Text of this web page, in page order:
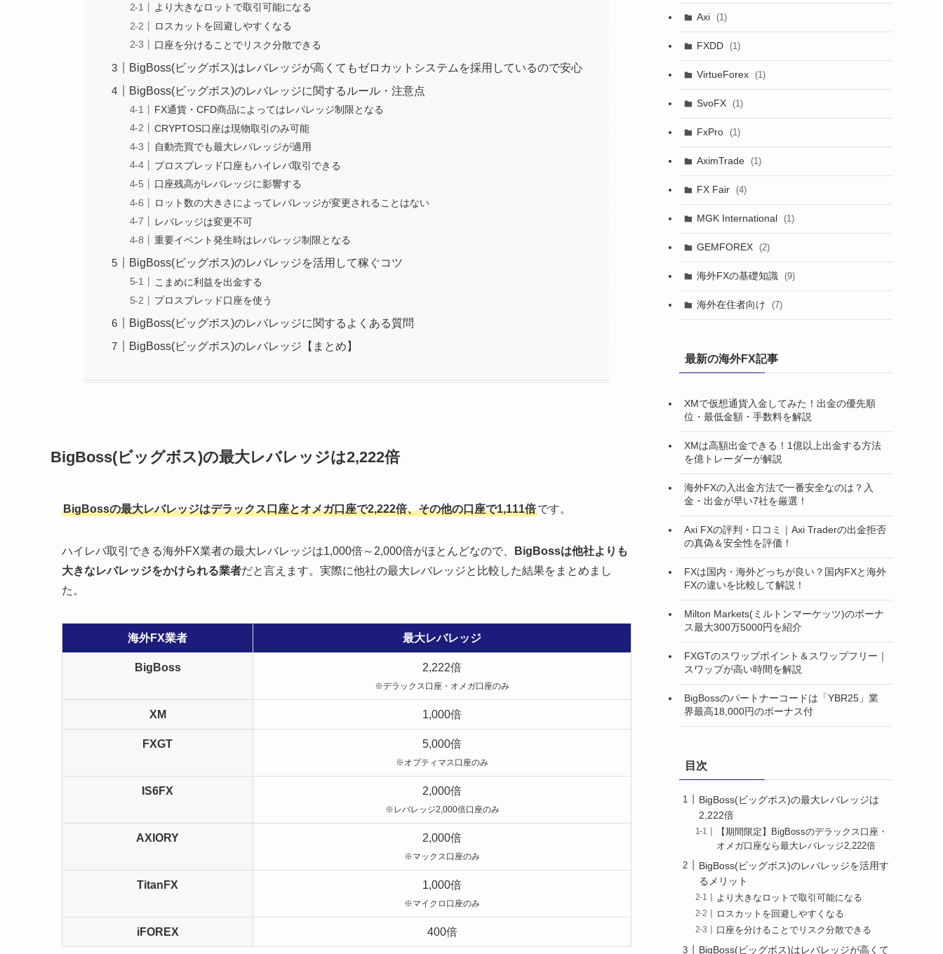
より大きなロットで取引可能になる
ロスカットを回避しやすくなる
口座を分けることでリスク分散できる
BigBoss(ビッグボス)はレバレッジが高くてもゼロカットシステムを採用しているので安心
BigBoss(ビッグボス)のレバレッジに関するルール・注意点
FX通貨・CFD商品によってはレバレッジ制限となる
CRYPTOS口座は現物取引のみ可能
自動売買でも最大レバレッジが適用
プロスプレッド口座もハイレバ取引できる
口座残高がレバレッジに影響する
ロット数の大きさによってレバレッジが変更されることはない
レバレッジは変更不可
重要イベント発生時はレバレッジ制限となる
BigBoss(ビッグボス)のレバレッジを活用して稼ぐコツ
こまめに利益を出金する
プロスプレッド口座を使う
BigBoss(ビッグボス)のレバレッジに関するよくある質問
BigBoss(ビッグボス)のレバレッジ【まとめ】
BigBoss(ビッグボス)の最大レバレッジは2,222倍
BigBossの最大レバレッジはデラックス口座とオメガ口座で2,222倍、その他の口座で1,111倍です。
ハイレバ取引できる海外FX業者の最大レバレッジは1,000倍～2,000倍がほとんどなので、
BigBossは他社よりも
大きなレバレッジをかけられる業者だと言えます。実際に他社の最大レバレッジと比較した結果をまとめまし
た。
海外FX業者 最大レバレッジ
BigBoss 2,222倍
※デラックス口座・オメガ口座のみ
XM 1,000倍
FXGT 5,000倍
※オプティマス口座のみ
IS6FX 2,000倍
※レバレッジ2,000倍口座のみ
AXIORY 2,000倍
※マックス口座のみ
TitanFX 1,000倍
※マイクロ口座のみ
iFOREX 400倍
Axi (1)
FXDD (1)
VirtueForex (1)
SvoFX (1)
FxPro (1)
AximTrade (1)
FX Fair (4)
MGK International (1)
GEMFOREX (2)
海外FXの基礎知識 (9)
海外在住者向け (7)
最新の海外FX記事
XMで仮想通貨入金してみた！出金の優先順
位・最低金額・手数料を解説
XMは高額出金できる！1億以上出金する方法
を億トレーダーが解説
海外FXの入出金方法で一番安全なのは？入
金・出金が早い7社を厳選！
Axi FXの評判・口コミ｜Axi Traderの出金拒否
の真偽＆安全性を評価！
FXは国内・海外どっちが良い？国内FXと海外
FXの違いを比較して解説！
Milton Markets(ミルトンマーケッツ)のボーナ
ス最大300万5000円を紹介
FXGTのスワップポイント＆スワップフリー｜
スワップが高い時間を解説
BigBossのパートナーコードは「YBR25」業
界最高18,000円のボーナス付
目次
BigBoss(ビッグボス)の最大レバレッジは
2,222倍
【期間限定】BigBossのデラックス口座・
オメガ口座なら最大レバレッジ2,222倍
BigBoss(ビッグボス)のレバレッジを活用す
るメリット
より大きなロットで取引可能になる
ロスカットを回避しやすくなる
口座を分けることでリスク分散できる
BigBoss(ビッグボス)はレバレッジが高くて